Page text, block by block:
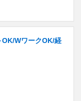
OK/WワークOK/経